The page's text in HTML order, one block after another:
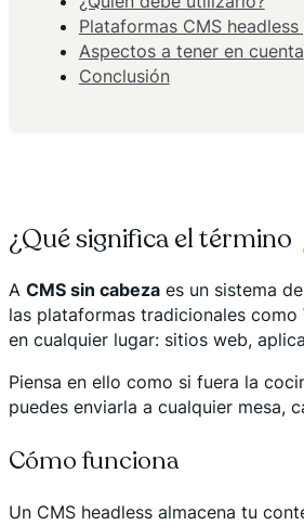
¿Qué significa el término
A CMS sin cabeza es un sistema
las plataformas tradicionales
en cualquier lugar: sitios web,
Piensa en ello como si fuera la
puedes enviarla a cualquier mesa,
Cómo funciona
Un CMS headless almacena tu
Plataformas CMS
Aspectos a tener en cuenta
Conclusión